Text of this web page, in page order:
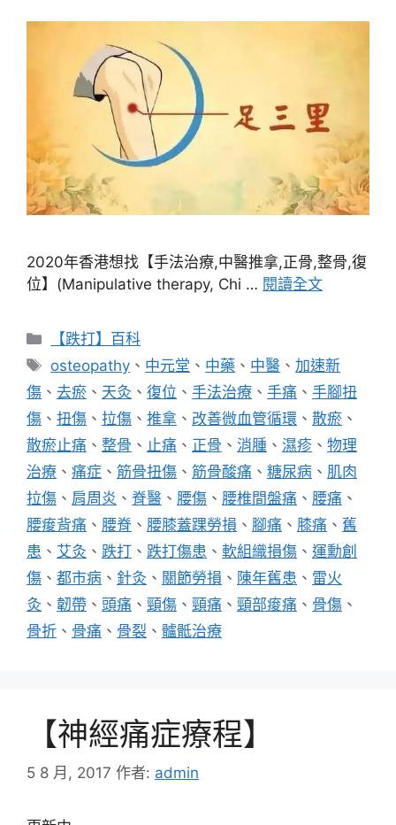
2020年香港想找【手法治療,中醫推拿,正骨,整骨,復
位】(Manipulative therapy, Chi … 閱讀全文
分
【跌打】百科
標
籤
osteopathy 、 中元堂 、 中藥 、 中醫 、加速新
傷 、 去瘀 、 天灸 、 復位 、 手法治療 、 手痛 、 手腳扭
傷 、 扭傷 、 拉傷 、 推拿 、 改善微血管循環 、 散瘀 、
散瘀止痛 、 整骨 、 止痛 、 正骨 、 消腫 、 濕疹 、 物理
治療 、 痛症 、 筋骨扭傷 、 筋骨酸痛 、 糖尿病 、 肌肉
拉傷 、 肩周炎 、 脊醫 、 腰傷 、 腰椎間盤痛 、 腰痛 、
腰痠背痛 、 腰脊 、 腰膝蓋踝勞損 、 腳痛 、 膝痛 、 舊
患 、 艾灸 、 跌打 、 跌打傷患 、 軟組織損傷 、 運勳創
傷 、 都市病 、 針灸 、 關節勞損 、 陳年舊患 、 雷火
灸 、 韌帶 、 頭痛 、 頸傷 、 頸痛 、 頸部痠痛 、 骨傷 、
骨折 、 骨痛 、 骨裂 、 髗骶治療
【神經痛症療程】
5 8 月, 2017 作者: admin